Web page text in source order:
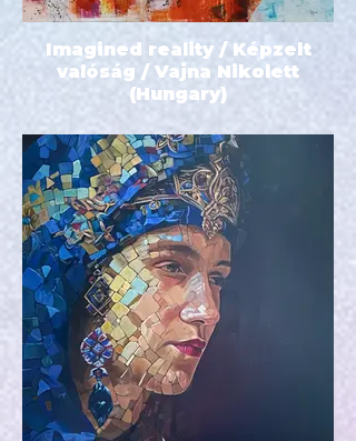
Imagined reality / Képzelt
valóság / Vajna Nikolett
(Hungary)
vásznon - 2022 -